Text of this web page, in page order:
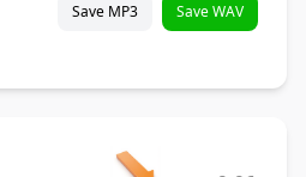
Save MP3 Save WAV